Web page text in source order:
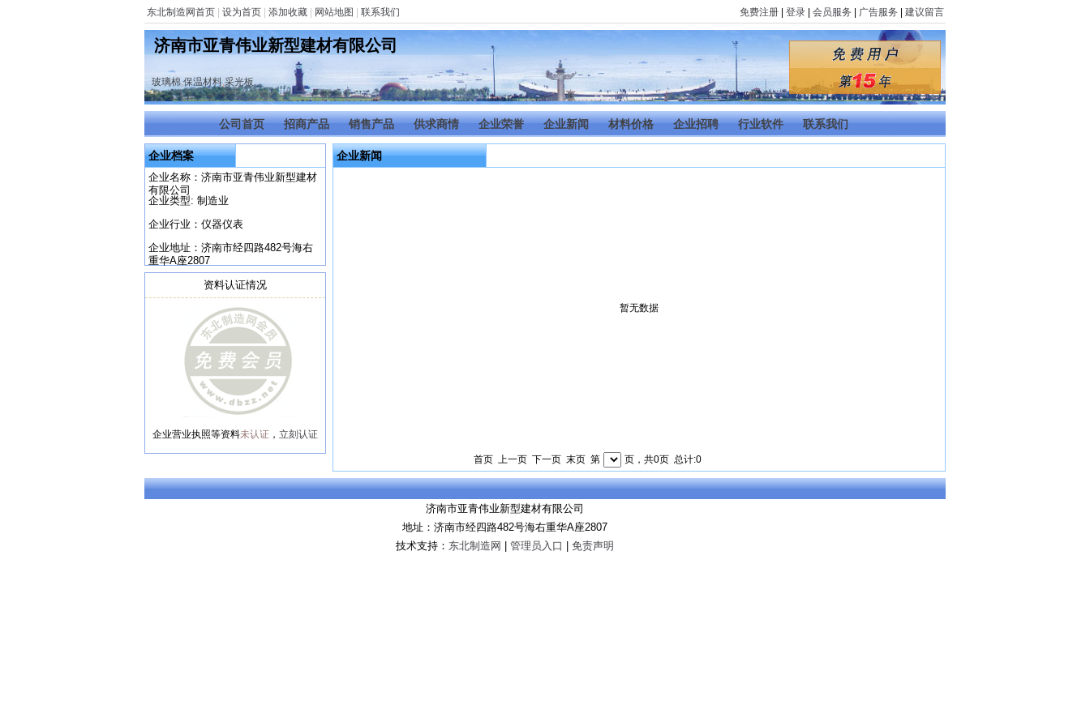
东北制造网首页 设为首页 添加收藏 网站地图 联系我们 免费注册 登录 会员服务 广告服务 建议留言
济南市亚青伟业新型建材有限公司
玻璃棉,保温材料,采光板
公司首页 招商产品 销售产品 供求商情 企业荣誉 企业新闻 材料价格 企业招聘 行业软件 联系我们
企业档案
企业名称：济南市亚青伟业新型建材
有限公司
企业类型: 制造业
企业行业：仪器仪表
企业地址：济南市经四路482号海右
重华A座2807
资料认证情况
企业营业执照等资料未认证 ， 立刻认证
企业新闻
暂无数据
首页 上一页 下一页 末页 第 页，共0页 总计:0
济南市亚青伟业新型建材有限公司
地址：济南市经四路482号海右重华A座2807
技术支持： 东北制造网 管理员入口 免责声明